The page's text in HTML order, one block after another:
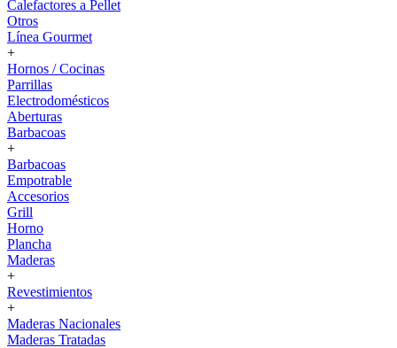
Calefactores a Pellet
Otros
Línea Gourmet
+
Hornos / Cocinas
Parrillas
Electrodomésticos
Aberturas
Barbacoas
+
Barbacoas
Empotrable
Accesorios
Grill
Horno
Plancha
Maderas
+
Revestimientos
+
Maderas Nacionales
Maderas Tratadas